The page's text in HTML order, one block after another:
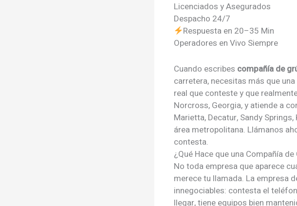
Licenciados y Asegurados
Despacho 24/7
Respuesta en 20–35 Min
Operadores en Vivo Siempre
Cuando escribes compañía de
carretera, necesitas más que
real que conteste y que
Norcross, Georgia, y atiende a
Marietta, Decatur, Sandy
área metropolitana. Llámanos
contesta.
¿Qué Hace que una Compañía
No toda empresa que aparece
merece tu llamada. La empresa
innegociables: contesta el
llegar, tiene equipos bien